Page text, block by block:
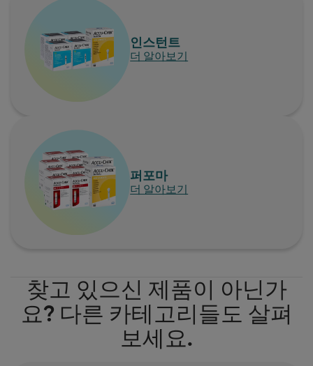
인스턴트
더 알아보기
퍼포마
더 알아보기
찾고 있으신 제품이 아닌가
요? 다른 카테고리들도 살펴
보세요.